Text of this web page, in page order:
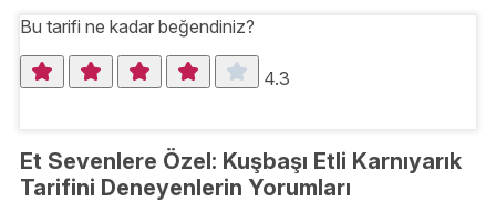
Bu tarifi ne kadar beğendiniz?
4.3
Et Sevenlere Özel: Kuşbaşı Etli Karnıyarık
Tarifini Deneyenlerin Yorumları